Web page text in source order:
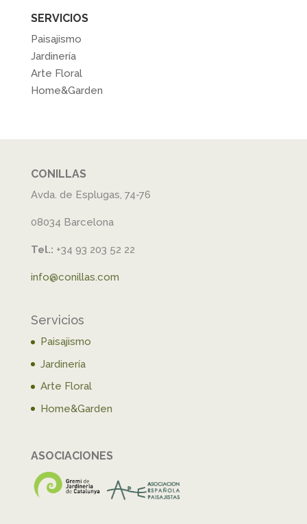
SERVICIOS
Paisajismo
Jardinería
Arte Floral
Home&Garden
CONILLAS
Avda. de Esplugas, 74-76
08034 Barcelona
Tel.: +34 93 203 52 22
info@conillas.com
Servicios
Paisajismo
Jardinería
Arte Floral
Home&Garden
ASOCIACIONES